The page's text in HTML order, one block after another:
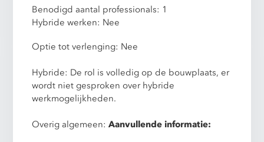
Benodigd aantal professionals: 1
Hybride werken: Nee
Optie tot verlenging: Nee
Hybride: De rol is volledig op de bouwplaats, er
wordt niet gesproken over hybride
werkmogelijkheden.
Overig algemeen:Aanvullende informatie: